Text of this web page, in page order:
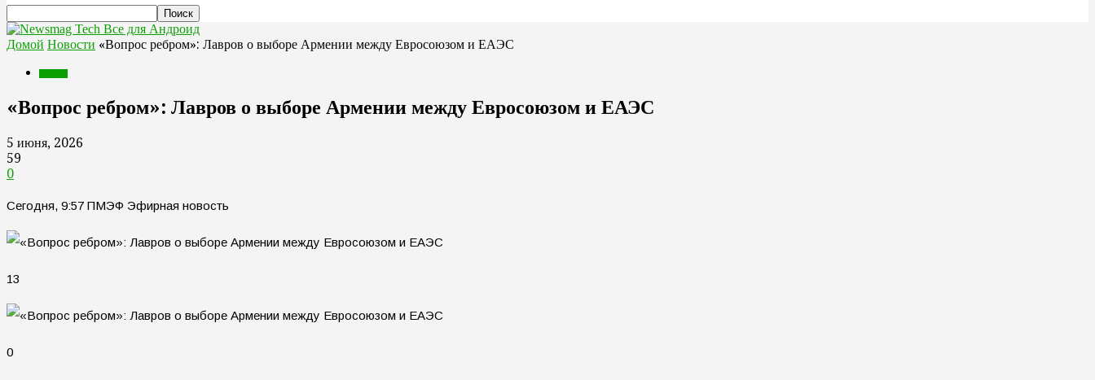
Все для Андроид
Домой Новости «Вопрос ребром»: Лавров о выборе Армении между Евросоюзом и ЕАЭС
«Вопрос ребром»: Лавров о выборе Армении между Евросоюзом и ЕАЭС
5 июня, 2026
59
0
Сегодня, 9:57 ПМЭФ Эфирная новость
13
0